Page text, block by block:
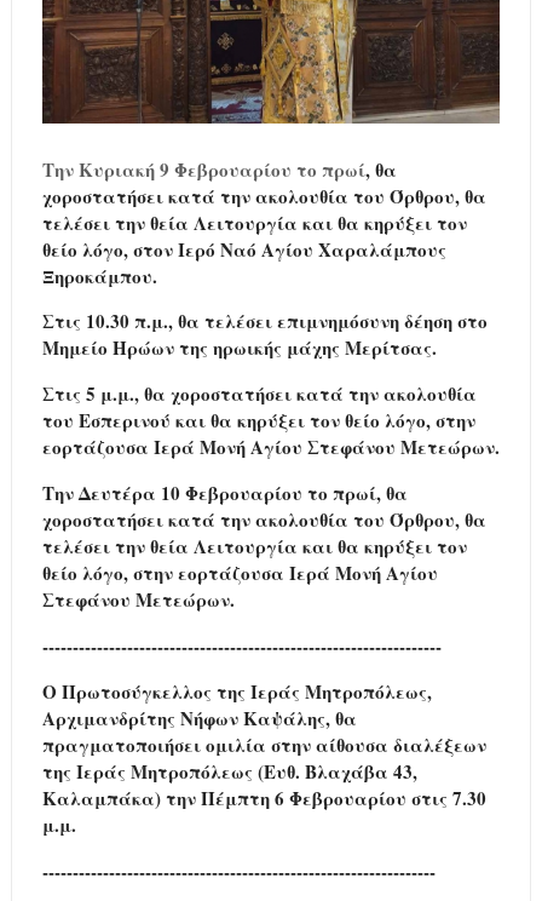
Την Κυριακή 9 Φεβρουαρίου το πρωί, θα
χοροστατήσει κατά την ακολουθία του Όρθρου, θα
τελέσει την θεία Λειτουργία και θα κηρύξει τον
θείο λόγο, στον Ιερό Ναό Αγίου Χαραλάμπους
Ξηροκάμπου.
Στις 10.30 π.μ., θα τελέσει επιμνημόσυνη δέηση στο
Μημείο Ηρώων της ηρωικής μάχης Μερίτσας.
Στις 5 μ.μ., θα χοροστατήσει κατά την ακολουθία
του Εσπερινού και θα κηρύξει τον θείο λόγο, στην
εορτάζουσα Ιερά Μονή Αγίου Στεφάνου Μετεώρων.
Την Δευτέρα 10 Φεβρουαρίου το πρωί, θα
χοροστατήσει κατά την ακολουθία του Όρθρου, θα
τελέσει την θεία Λειτουργία και θα κηρύξει τον
θείο λόγο, στην εορτάζουσα Ιερά Μονή Αγίου
Στεφάνου Μετεώρων.
------------------------------------------------------------------
Ο Πρωτοσύγκελλος της Ιεράς Μητροπόλεως,
Αρχιμανδρίτης Νήφων Καψάλης, θα
πραγματοποιήσει ομιλία στην αίθουσα διαλέξεων
της Ιεράς Μητροπόλεως (Ευθ. Βλαχάβα 43,
Καλαμπάκα) την Πέμπτη 6 Φεβρουαρίου στις 7.30
μ.μ.
-----------------------------------------------------------------